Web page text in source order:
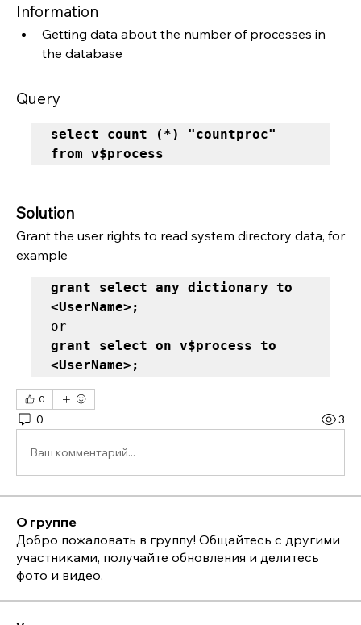
Information
Getting data about the number of processes in
the database
Query
select count (*) "countproc"
from v$process
Solution
Grant the user rights to read system directory data, for
example
grant select any dictionary to
<UserName>;
grant select on v$process to
<UserName>;
0
0 3
Ваш комментарий...
О группе
Добро пожаловать в группу! Общайтесь с другими
участниками, получайте обновления и делитесь
фото и видео.